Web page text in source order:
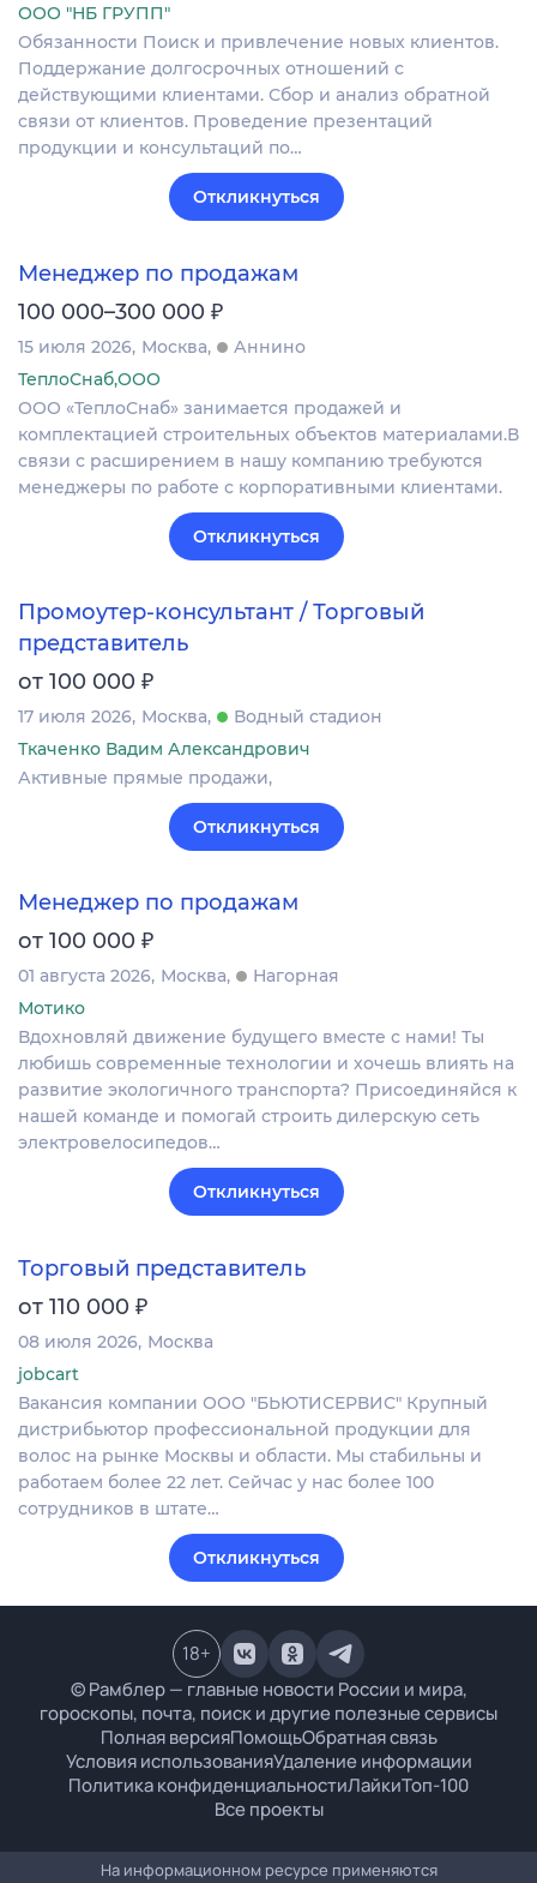
ООО "НБ ГРУПП"
Обязанности Поиск и привлечение новых клиентов.
Поддержание долгосрочных отношений с
действующими клиентами. Сбор и анализ обратной
связи от клиентов. Проведение презентаций
продукции и консультаций по…
Откликнуться
Менеджер по продажам
100 000–300 000 ₽
15 июля 2026 Москва
Аннино
ТеплоСнаб,ООО
ООО «ТеплоСнаб» занимается продажей и
комплектацией строительных объектов материалами.В
связи с расширением в нашу компанию требуются
менеджеры по работе с корпоративными клиентами.
Откликнуться
Промоутер-консультант / Торговый
представитель
от 100 000 ₽
17 июля 2026 Москва
Водный стадион
Ткаченко Вадим Александрович
Активные прямые продажи,
Откликнуться
Менеджер по продажам
от 100 000 ₽
01 августа 2026 Москва
Нагорная
Мотико
Вдохновляй движение будущего вместе с нами! Ты
любишь современные технологии и хочешь влиять на
развитие экологичного транспорта? Присоединяйся к
нашей команде и помогай строить дилерскую сеть
электровелосипедов…
Откликнуться
Торговый представитель
от 110 000 ₽
08 июля 2026 Москва
jobcart
Вакансия компании ООО "БЬЮТИСЕРВИС" Крупный
дистрибьютор профессиональной продукции для
волос на рынке Москвы и области. Мы стабильны и
работаем более 22 лет. Сейчас у нас более 100
сотрудников в штате…
Откликнуться
© Рамблер — главные новости России и мира,
гороскопы, почта, поиск и другие полезные сервисы
Полная версияПомощьОбратная связь
Условия использованияУдаление информации
Политика конфиденциальностиЛайкиТоп-100
Все проекты
18+
На информационном ресурсе применяются